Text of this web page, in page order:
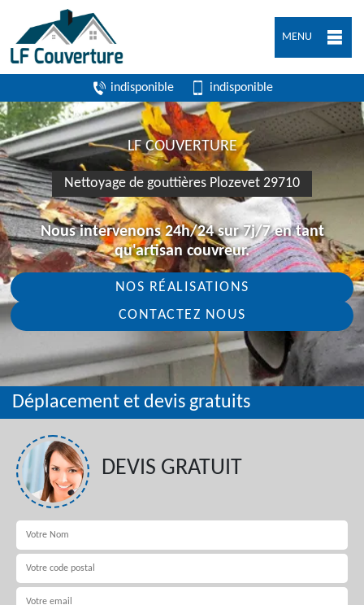
MENU
indisponible indisponible
LF COUVERTURE
Nettoyage de gouttières Plozevet 29710
Nous intervenons 24h/24 sur 7j/7 en tant
qu'artisan couvreur.
NOS RÉALISATIONS
CONTACTEZ NOUS
Déplacement et devis gratuits
DEVIS GRATUIT